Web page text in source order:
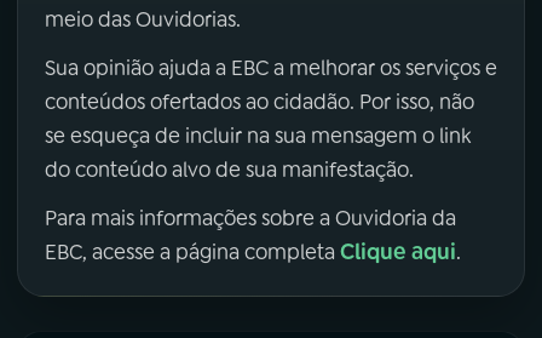
meio das Ouvidorias.
Sua opinião ajuda a EBC a melhorar os serviços e
conteúdos ofertados ao cidadão. Por isso, não
se esqueça de incluir na sua mensagem o link
do conteúdo alvo de sua manifestação.
Para mais informações sobre a Ouvidoria da
EBC, acesse a página completa Clique aqui.